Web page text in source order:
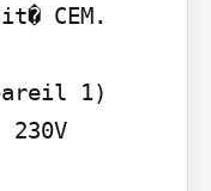
CEM.
1)